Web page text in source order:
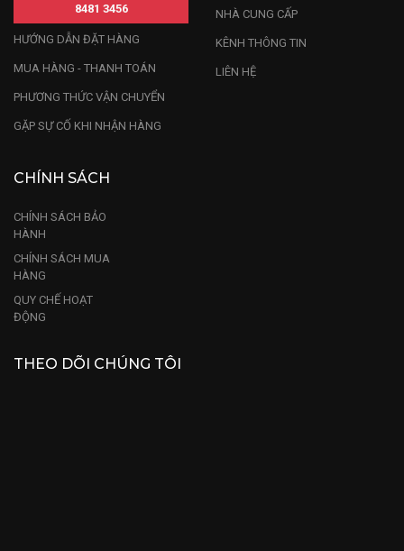
8481 3456
HƯỚNG DẪN ĐẶT HÀNG
MUA HÀNG - THANH TOÁN
PHƯƠNG THỨC VẬN CHUYỂN
GẶP SỰ CỐ KHI NHẬN HÀNG
NHÀ CUNG CẤP
KÊNH THÔNG TIN
LIÊN HỆ
CHÍNH SÁCH
CHÍNH SÁCH BẢO
HÀNH
CHÍNH SÁCH MUA
HÀNG
QUY CHẾ HOẠT
ĐỘNG
THEO DÕI CHÚNG TÔI